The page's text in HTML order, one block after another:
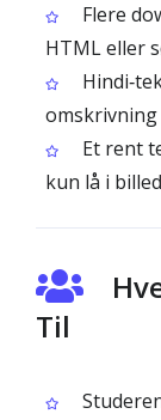
Flere
HTML eller
Et rent
kun lå i
Til